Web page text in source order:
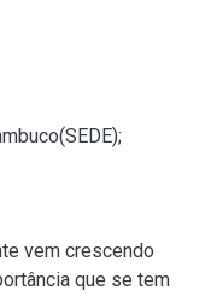
vem crescendo
que se tem